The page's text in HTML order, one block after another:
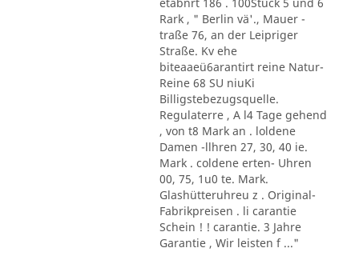
Rark , " Berlin vä'., Mauer -
traße 76, an der Leipriger
Straße. Kv ehe
biteaaeü6arantirt reine Natur-
Reine 68 SU niuKi
Billigstebezugsquelle.
Regulaterre , A l4 Tage gehend
, von t8 Mark an . loldene
Damen -llhren 27, 30, 40 ie.
Mark . coldene erten- Uhren
00, 75, 1u0 te. Mark.
Glashütteruhreu z . Original-
Fabrikpreisen . li carantie
Schein ! ! carantie. 3 Jahre
Garantie , Wir leisten f ..."